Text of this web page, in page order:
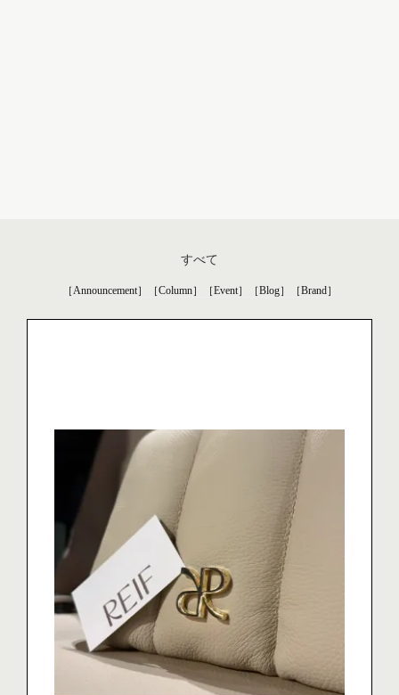
すべて
［Announcement］ ［Column］ ［Event］ ［Blog］ ［Brand］